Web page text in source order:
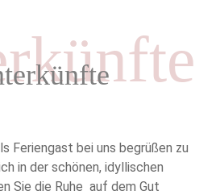
Feriengast bei uns begrüßen zu
in der schönen, idyllischen
Sie die Ruhe auf dem Gut